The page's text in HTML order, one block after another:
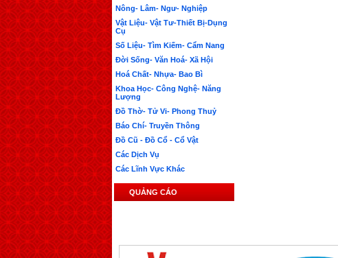
Nông- Lâm- Ngư- Nghiệp
Vật Liệu- Vật Tư-Thiết Bị-Dụng
Cụ
Số Liệu- Tìm Kiếm- Cẩm Nang
Đời Sống- Văn Hoá- Xã Hội
Hoá Chất- Nhựa- Bao Bì
Khoa Học- Công Nghệ- Năng
Lượng
Đồ Thờ- Tử Vi- Phong Thuỷ
Báo Chí- Truyền Thông
Đồ Cũ - Đồ Cổ - Cổ Vật
Các Dịch Vụ
Các Lĩnh Vực Khác
QUẢNG CÁO